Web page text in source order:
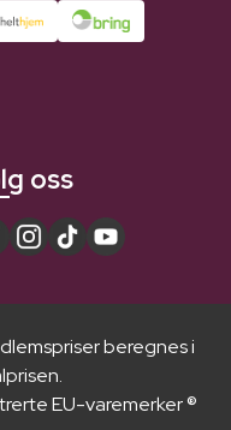
oss
beregnes i
EU-varemerker ®